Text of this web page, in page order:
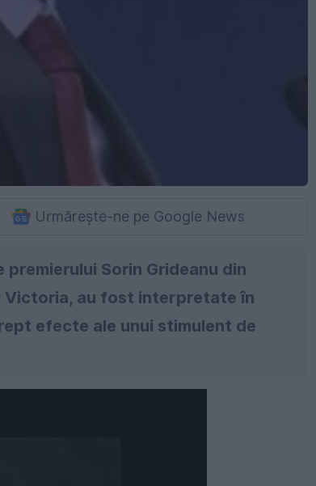
Urmărește-ne pe Google News
Sorin Grideanu din
Victoria, au fost interpretate în
efecte ale unui stimulent de